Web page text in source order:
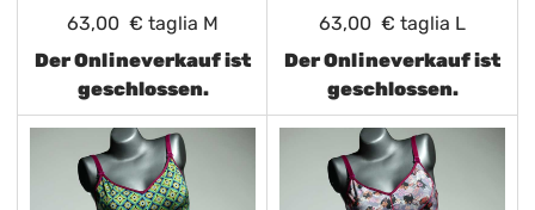
63,00 € taglia M
Der Onlineverkauf ist
geschlossen.
63,00 € taglia L
Der Onlineverkauf ist
geschlossen.